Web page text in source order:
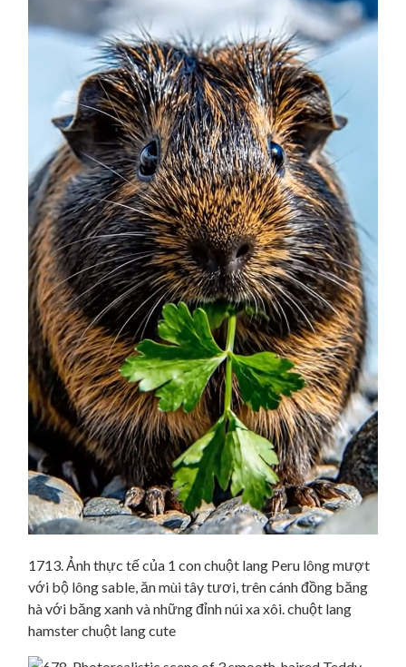
1713. Ảnh thực tế của 1 con chuột lang Peru lông mượt
với bộ lông sable, ăn mùi tây tươi, trên cánh đồng băng
hà với băng xanh và những đỉnh núi xa xôi. chuột lang
hamster chuột lang cute